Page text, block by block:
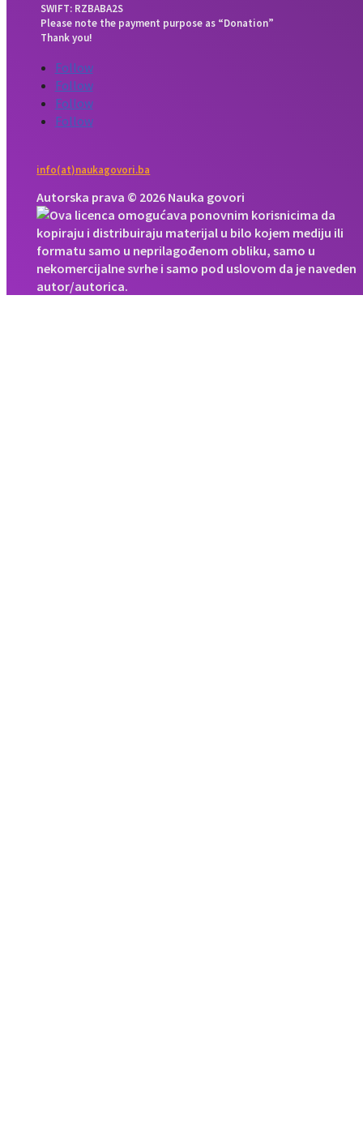
SWIFT: RZBABA2S
Please note the payment purpose as “Donation”
Thank you!
Follow
Follow
Follow
Follow
info(at)naukagovori.ba
Autorska prava © 2026 Nauka govori